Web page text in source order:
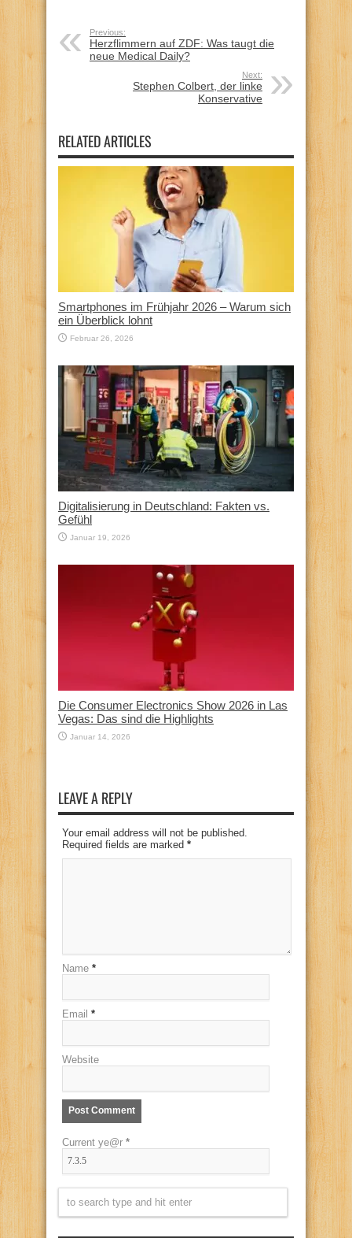
Previous:
Herzflimmern auf ZDF: Was taugt die
neue Medical Daily?
Next:
Stephen Colbert, der linke
Konservative
RELATED ARTICLES
Smartphones im Frühjahr 2026 – Warum sich
ein Überblick lohnt
Februar 26, 2026
Digitalisierung in Deutschland: Fakten vs.
Gefühl
Januar 19, 2026
Die Consumer Electronics Show 2026 in Las
Vegas: Das sind die Highlights
Januar 14, 2026
LEAVE A REPLY
Your email address will not be published.
Required fields are marked *
Name *
Email *
Website
Current ye@r *